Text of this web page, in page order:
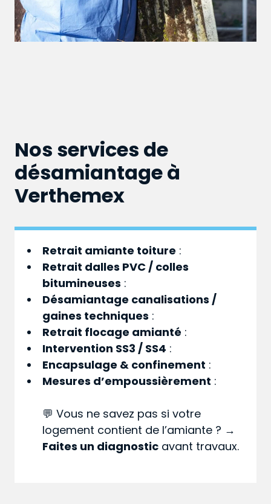
Nos services de
désamiantage à
Verthemex
Retrait amiante toiture :
Retrait dalles PVC / colles
bitumineuses :
Désamiantage canalisations /
gaines techniques :
Retrait flocage amianté :
Intervention SS3 / SS4 :
Encapsulage & confinement :
Mesures d’empoussièrement :
💬 Vous ne savez pas si votre
logement contient de l’amiante ? →
Faites un diagnostic avant travaux.